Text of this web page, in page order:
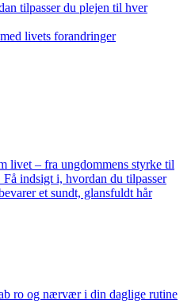
tilpasser du plejen til hver
livets forandringer
livet – fra ungdommens styrke til
indsigt i, hvordan du tilpasser
et sundt, glansfuldt hår
ro og nærvær i din daglige rutine